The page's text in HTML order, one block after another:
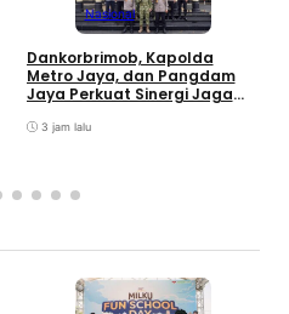
Nasional
Dankorbrimob, Kapolda
Metro Jaya, dan Pangdam
Jaya Perkuat Sinergi Jaga
3 jam lalu